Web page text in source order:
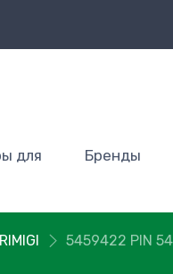
для
Бренды
5459422 PIN